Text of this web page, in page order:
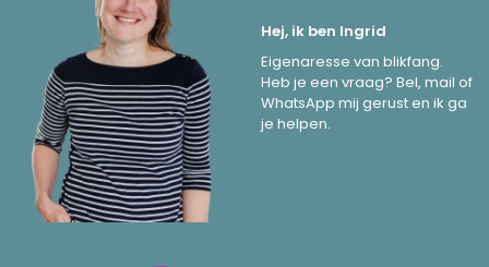
Hej, ik ben Ingrid
Eigenaresse van blikfang.
Heb je een vraag? Bel, mail of
WhatsApp mij gerust en ik ga
je helpen.